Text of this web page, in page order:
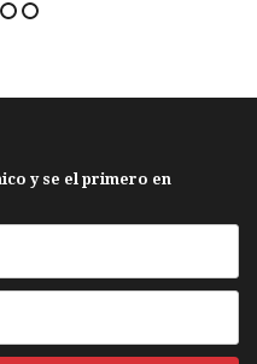
y se el primero en